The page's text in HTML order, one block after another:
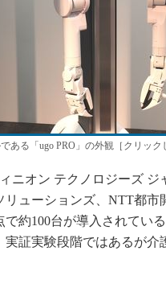
ある「ugo PRO」の外観［クリック
ニオン テクノロジーズ ジ
リューションズ、NTT都市
で約100台が導入されてい
証実験段階ではあるが介